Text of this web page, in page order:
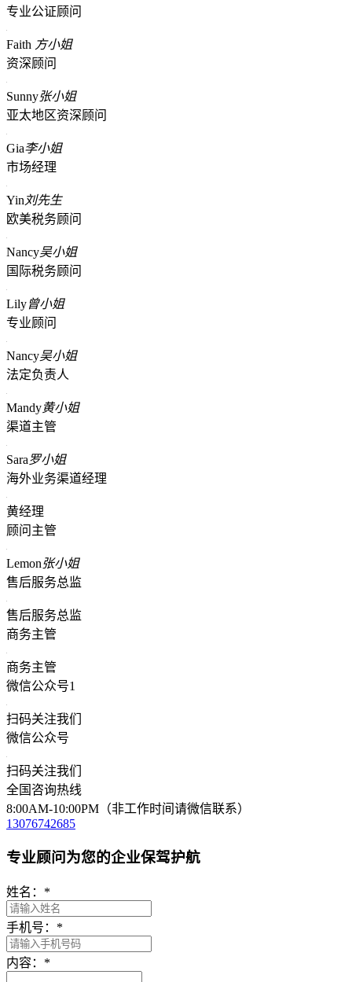
专业公证顾问
Faith 方小姐
资深顾问
Sunny张小姐
亚太地区资深顾问
Gia李小姐
市场经理
Yin 刘先生
欧美税务顾问
Nancy吴小姐
国际税务顾问
Lily曾小姐
专业顾问
Nancy吴小姐
法定负责人
Mandy黄小姐
渠道主管
Sara罗小姐
海外业务渠道经理
黄经理
顾问主管
Lemon张小姐
售后服务总监
售后服务总监
商务主管
商务主管
微信公众号1
扫码关注我们
微信公众号
扫码关注我们
全国咨询热线
8:00AM-10:00PM（非工作时间请微信联系）
13076742685
专业顾问为您的企业保驾护航
姓名： *
手机号： *
内容： *